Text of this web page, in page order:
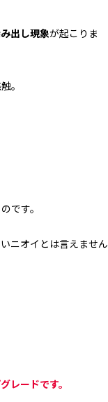
出し現象が起こりま
。
です。
ニオイとは言えません
レードです。